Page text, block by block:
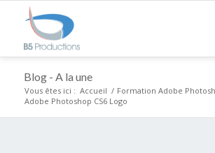
Blog - A la une
Vous êtes ici : Accueil / Formation Adobe
Adobe Photoshop CS6 Logo